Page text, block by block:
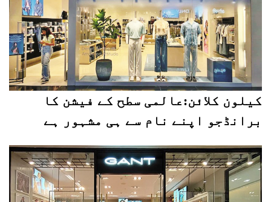
کیلون کلائن:عالمی سطح کے فیشن کا
برانڈجو اپنے نام سے ہی مشہور ہے